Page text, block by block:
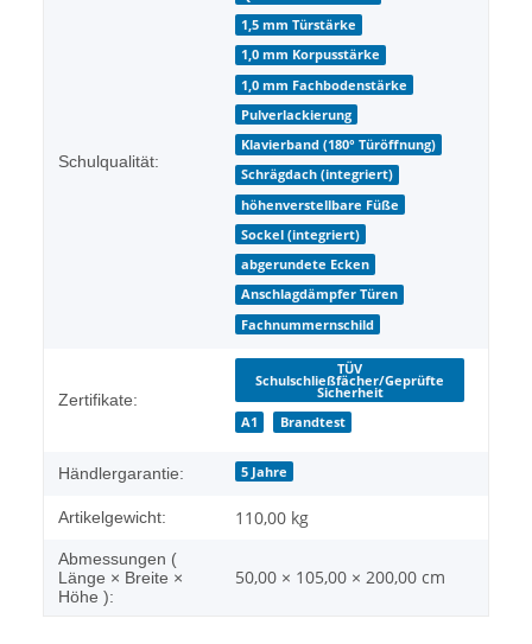
Schulqualität:
1,5 mm Türstärke
1,0 mm Korpusstärke
1,0 mm Fachbodenstärke
Pulverlackierung
Klavierband (180° Türöffnung)
Schrägdach (integriert)
höhenverstellbare Füße
Sockel (integriert)
abgerundete Ecken
Anschlagdämpfer Türen
Fachnummernschild
Zertifikate:
TÜV
Schulschließfächer/Geprüfte
Sicherheit
A1
Brandtest
Händlergarantie: 5 Jahre
Artikelgewicht: 110,00 kg
Abmessungen (
Länge × Breite ×
Höhe ):
50,00 × 105,00 × 200,00 cm